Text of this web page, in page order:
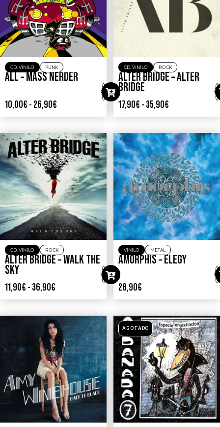
CD, VINILO PUNK
ALL – MASS NERDER
10,00€ - 26,90€
CD, VINILO ROCK
ALTER BRIDGE – ALTER
BRIDGE
17,90€ - 35,90€
CD, VINILO ROCK
ALTER BRIDGE – WALK THE
SKY
11,90€ - 36,90€
VINILO METAL
AMORPHIS – ELEGY
28,90€
AGOTADO